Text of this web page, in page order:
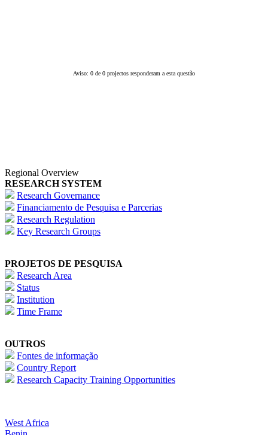
Aviso: 0 de 0 projectos responderam a esta questão
Regional Overview
RESEARCH SYSTEM
Research Governance
Financiamento de Pesquisa e Parcerias
Research Regulation
Key Research Groups
PROJETOS DE PESQUISA
Research Area
Status
Institution
Time Frame
OUTROS
Fontes de informação
Country Report
Research Capacity Training Opportunities
West Africa